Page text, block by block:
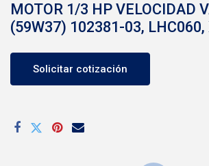
MOTOR 1/3 HP VELOCIDAD
(59W37) 102381-03, LHC060,
Solicitar cotización